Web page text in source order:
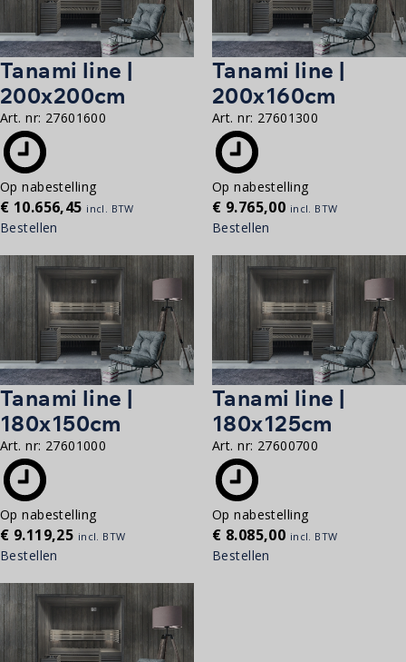
Tanami line |
200x200cm
Art. nr: 27601600
Op nabestelling
€ 10.656,45 incl. BTW
Bestellen
Tanami line |
200x160cm
Art. nr: 27601300
Op nabestelling
€ 9.765,00 incl. BTW
Bestellen
Tanami line |
180x150cm
Art. nr: 27601000
Op nabestelling
€ 9.119,25 incl. BTW
Bestellen
Tanami line |
180x125cm
Art. nr: 27600700
Op nabestelling
€ 8.085,00 incl. BTW
Bestellen